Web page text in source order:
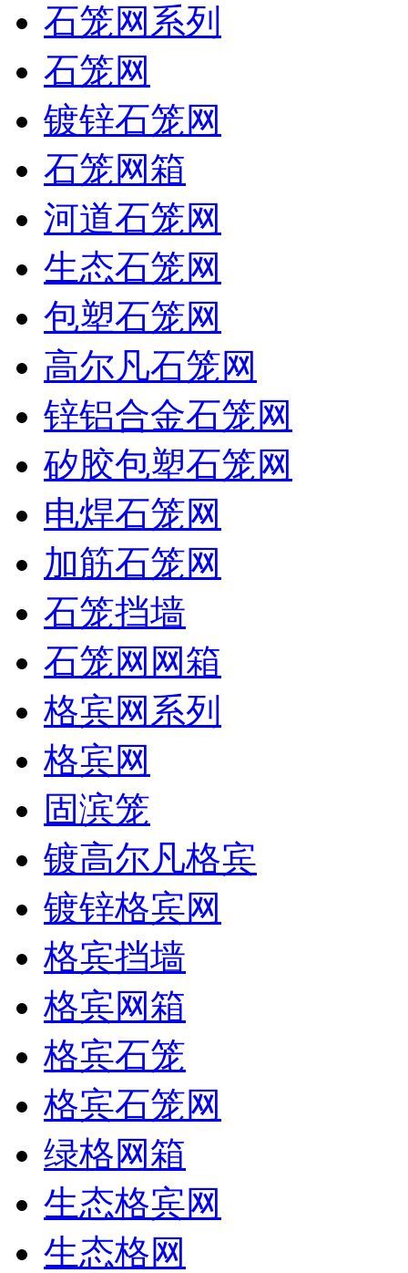
石笼网系列
石笼网
镀锌石笼网
石笼网箱
河道石笼网
生态石笼网
包塑石笼网
高尔凡石笼网
锌铝合金石笼网
矽胶包塑石笼网
电焊石笼网
加筋石笼网
石笼挡墙
石笼网网箱
格宾网系列
格宾网
固滨笼
镀高尔凡格宾
镀锌格宾网
格宾挡墙
格宾网箱
格宾石笼
格宾石笼网
绿格网箱
生态格宾网
生态格网